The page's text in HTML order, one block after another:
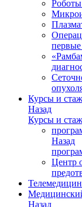
Курсы и
Назад
Курсы и
Назад
Центр
Назад